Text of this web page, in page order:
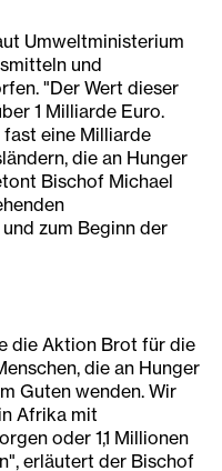
Umweltministerium
und
"Der Wert dieser
1 Milliarde Euro.
eine Milliarde
die an Hunger
Bischof Michael
zum Beginn der
die Aktion Brot für die
die an Hunger
Guten wenden. Wir
Afrika mit
oder 1,1 Millionen
erläutert der Bischof